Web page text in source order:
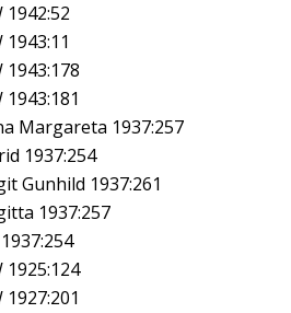
Margareta 1937:257
1937:254
Gunhild 1937:261
1937:257